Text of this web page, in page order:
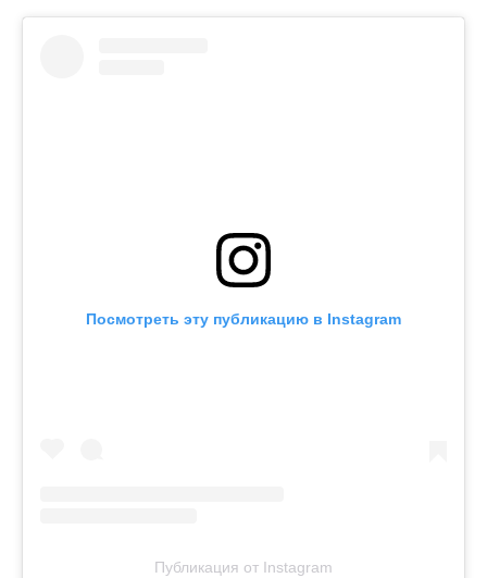
Посмотреть эту публикацию в Instagram
Публикация от Instagram